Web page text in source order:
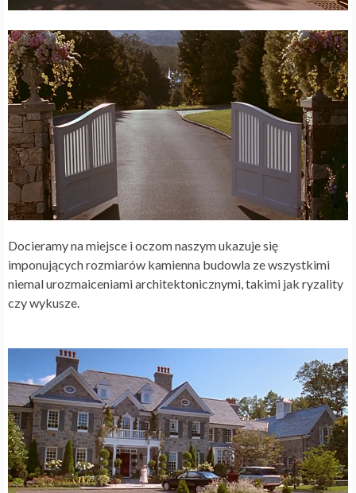
Docieramy na miejsce i oczom naszym ukazuje się
imponujących rozmiarów kamienna budowla ze wszystkimi
niemal urozmaiceniami architektonicznymi, takimi jak ryzality
czy wykusze.